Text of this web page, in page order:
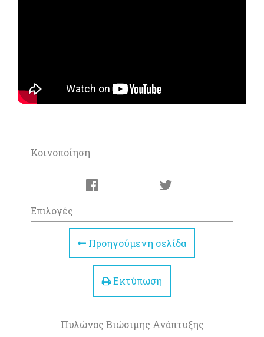
Κοινοποίηση
Επιλογές
Προηγούμενη σελίδα
Εκτύπωση
Πυλώνας Βιώσιμης Ανάπτυξης